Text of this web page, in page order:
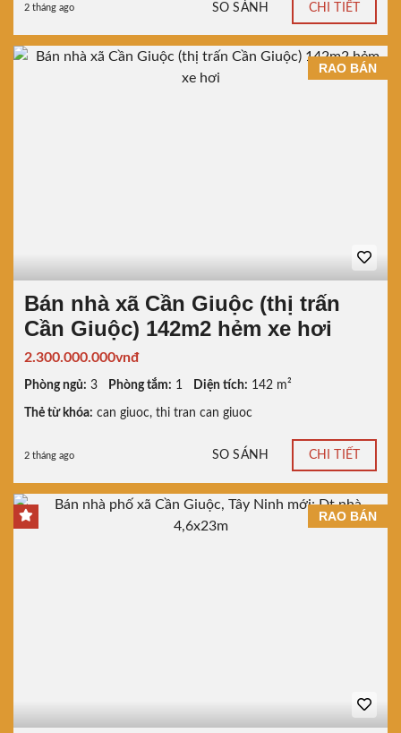
2 tháng ago SO SÁNH CHI TIẾT
RAO BÁN
Bán nhà xã Cần Giuộc (thị trấn
Cần Giuộc) 142m2 hẻm xe hơi
2.300.000.000vnđ
Phòng ngủ: 3 Phòng tắm: 1 Diện tích: 142 m²
Thẻ từ khóa: can giuoc, thi tran can giuoc
2 tháng ago SO SÁNH CHI TIẾT
RAO BÁN